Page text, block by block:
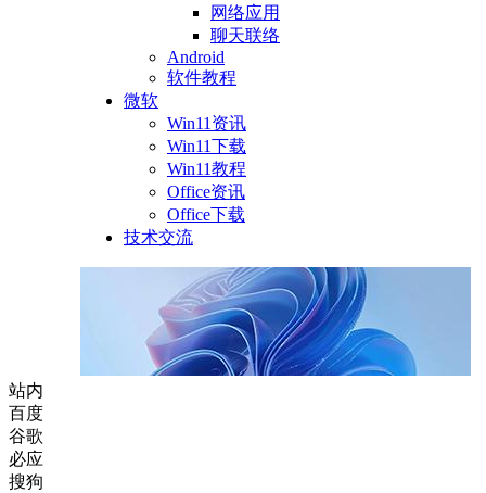
网络应用
聊天联络
Android
软件教程
微软
Win11资讯
Win11下载
Win11教程
Office资讯
Office下载
技术交流
站内
百度
谷歌
必应
搜狗